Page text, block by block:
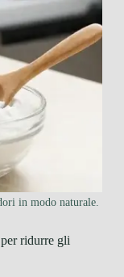
in modo naturale.
ridurre gli